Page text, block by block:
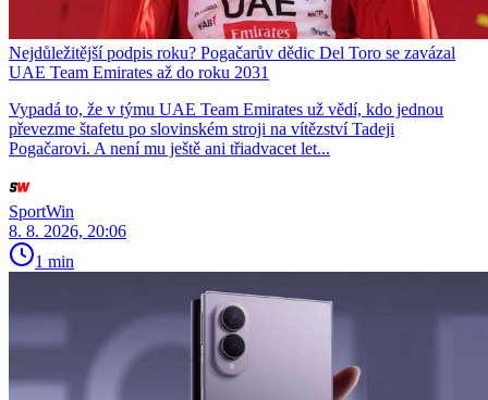
Nejdůležitější podpis roku? Pogačarův dědic Del Toro se zavázal
UAE Team Emirates až do roku 2031
Vypadá to, že v týmu UAE Team Emirates už vědí, kdo jednou
převezme štafetu po slovinském stroji na vítězství Tadeji
Pogačarovi. A není mu ještě ani třiadvacet let...
SportWin
8. 8. 2026, 20:06
1 min